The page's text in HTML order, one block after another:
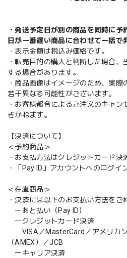
・発送予定日が別の商品を同時に
日が一番遅い商品に合わせて一括で
・表示金額は税込み価格です。
・転売目的の購入と判断した場合
する場合があります。
・商品画像はイメージのため、実
若干異なる可能性がございます。
・お客様都合によるご注文のキャ
きかねます。
【決済について】
＜予約商品＞
・お支払方法はクレジットカード決
・「Pay ID」アカウントへのログイ
＜在庫商品＞
・決済には以下のお支払い方法をご
ーあと払い（Pay ID）
ークレジットカード決済
VISA／MasterCard／アメリカン
（AMEX）／JCB
ーキャリア決済